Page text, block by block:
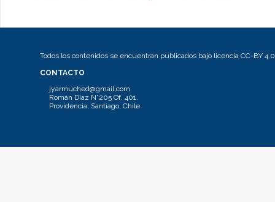
Todos los contenidos se encuentran publicados bajo licencia CC-BY 4.0
CONTACTO
jyarmuched@gmail.com
Román Díaz N°205 Of. 401.
Providencia, Santiago, Chile